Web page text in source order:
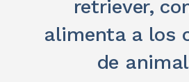
retriever,
alimenta a los
de